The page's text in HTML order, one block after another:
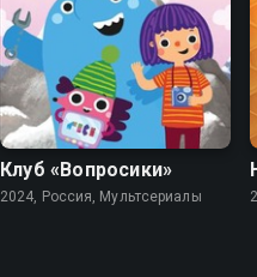
8.8
Клуб «Вопросики»
2024, Россия, Мультсериалы